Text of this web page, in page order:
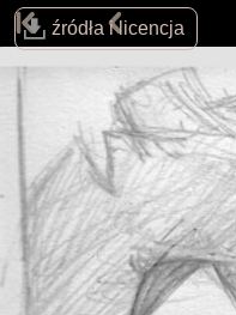
źródła i licencja
Email:
Dołącz do